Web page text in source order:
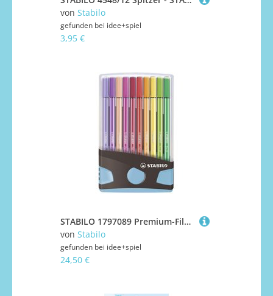
von Stabilo
gefunden bei idee+spiel
3,95 €
STABILO 1797089 Premium-Filzstift - STABILO Pen 68 Colorparade - 20er Tischset in anthrazit/hellblau - mit 20 verschiedenen Farben
von Stabilo
gefunden bei idee+spiel
24,50 €